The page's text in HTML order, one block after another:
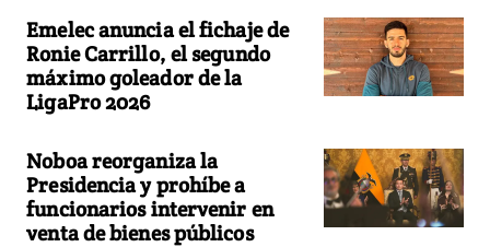
Emelec anuncia el fichaje de
Ronie Carrillo, el segundo
máximo goleador de la
LigaPro 2026
Noboa reorganiza la
Presidencia y prohíbe a
funcionarios intervenir en
venta de bienes públicos